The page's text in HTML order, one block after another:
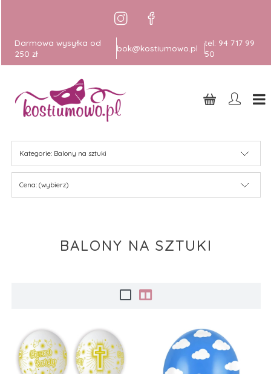
Darmowa wysyłka od
250 zł
bok@kostiumowo.pl
tel: 94 717 99
50
Kategorie: Balony na sztuki
Cena: (wybierz)
BALONY NA SZTUKI